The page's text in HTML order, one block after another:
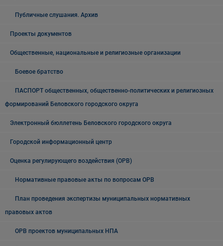
Публичные слушания. Архив
Проекты документов
Общественные, национальные и религиозные организации
Боевое братство
ПАСПОРТ общественных, общественно-политических и религиозных
формирований Беловского городского округа
Электронный бюллетень Беловского городского округа
Городской информационный центр
Оценка регулирующего воздействия (ОРВ)
Нормативные правовые акты по вопросам ОРВ
План проведения экспертизы муниципальных нормативных
правовых актов
ОРВ проектов муниципальных НПА